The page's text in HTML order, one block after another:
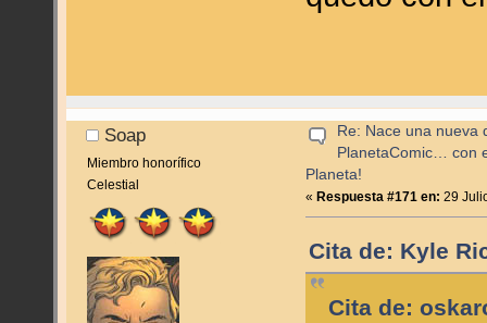
Soap
Miembro honorífico
Celestial
Re: Nace una nueva
PlanetaComic… con
Planeta!
«Respuesta #171 en: 29
Cita de: Kyle
Cita de: